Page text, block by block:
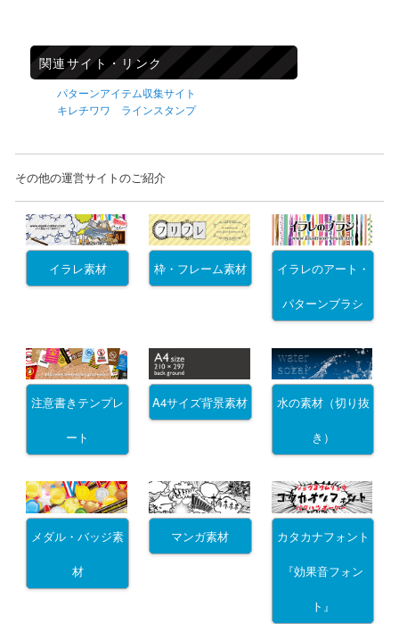
関連サイト・リンク
パターンアイテム収集サイト
キレチワワ ラインスタンプ
その他の運営サイトのご紹介
イラレ素材 枠・フレーム素材 イラレのアート・
パターンブラシ
注意書きテンプレ
ート
A4サイズ背景素材 水の素材（切り抜
き）
メダル・バッジ素
材
マンガ素材 カタカナフォント
『効果音フォン
ト』